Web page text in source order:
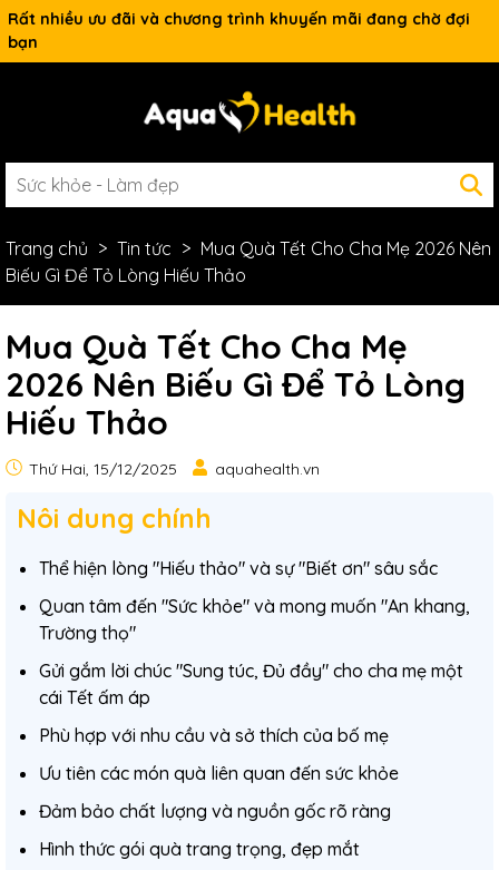
Rất nhiều ưu đãi và chương trình khuyến mãi đang chờ đợi
bạn
Trang chủ Tin tức
Mua Quà Tết Cho Cha Mẹ 2026 Nên
Biếu Gì Để Tỏ Lòng Hiếu Thảo
Mua Quà Tết Cho Cha Mẹ
2026 Nên Biếu Gì Để Tỏ Lòng
Hiếu Thảo
Thứ Hai, 15/12/2025 aquahealth.vn
Nôi dung chính
Thể hiện lòng "Hiếu thảo" và sự "Biết ơn" sâu sắc
Quan tâm đến "Sức khỏe" và mong muốn "An khang,
Trường thọ"
Gửi gắm lời chúc "Sung túc, Đủ đầy" cho cha mẹ một
cái Tết ấm áp
Phù hợp với nhu cầu và sở thích của bố mẹ
Ưu tiên các món quà liên quan đến sức khỏe
Đảm bảo chất lượng và nguồn gốc rõ ràng
Hình thức gói quà trang trọng, đẹp mắt